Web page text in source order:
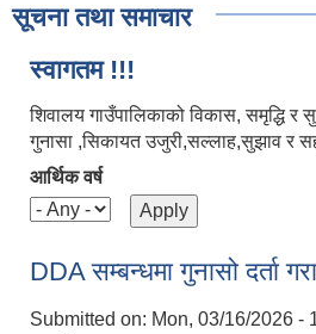
सूचना तथा समाचार
स्वागतम !!!
शिवालय गाउँपालिकाको विकास, समृद्धि र
गुनासा ,सिकायत उजुरी,सल्लाह,सुझाव र
आर्थिक वर्ष
DDA सम्बन्धमा गुनासो दर्ता
Submitted on: Mon, 03/16/2026 -